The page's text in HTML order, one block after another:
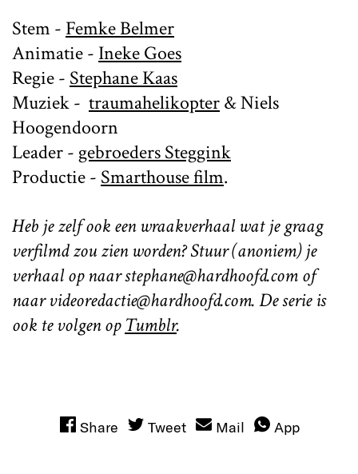
Stem - Femke Belmer
Animatie - Ineke Goes
Regie - Stephane Kaas
Muziek - traumahelikopter& Niels
Hoogendoorn
Leader - gebroeders Steggink
Productie - Smarthouse film.
Heb je zelf ook een wraakverhaal wat je graag
verfilmd zou zien worden? Stuur (anoniem) je
verhaal op naar stephane@hardhoofd.com of
naar videoredactie@hardhoofd.com. De serie is
ook te volgen opTumblr.
Share Tweet Mail App